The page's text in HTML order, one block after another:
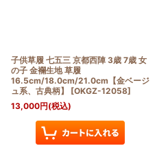
子供草履 七五三 京都西陣 3歳 7歳 女
の子 金襴生地 草履
16.5cm/18.0cm/21.0cm【金ベージ
ュ系、古典柄】
[OKGZ-12058]
13,000円(税込)